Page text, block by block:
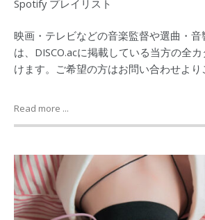
Spotify プレイリスト
映画・テレビなどの音楽監督や選曲・
は、DISCO.acに掲載している当方の全
けます。ご希望の方はお問い合わせよ
Read more ...